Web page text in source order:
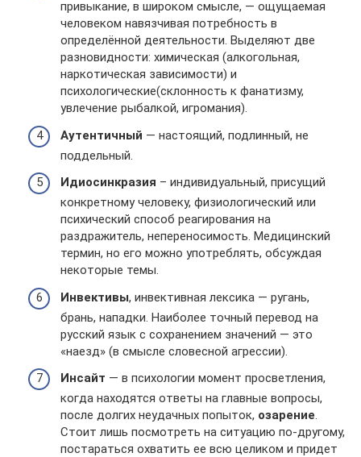
привыкание, в широком смысле, — ощущаемая
человеком навязчивая потребность в
определённой деятельности. Выделяют две
разновидности: химическая (алкогольная,
наркотическая зависимости) и
психологические(склонность к фанатизму,
увлечение рыбалкой, игромания).
Аутентичный — настоящий, подлинный, не
поддельный.
Идиосинкразия – индивидуальный, присущий
конкретному человеку, физиологический или
психический способ реагирования на
раздражитель, непереносимость. Медицинский
термин, но его можно употреблять, обсуждая
некоторые темы.
Инвективы, инвективная лексика — ругань,
брань, нападки. Наиболее точный перевод на
русский язык с сохранением значений — это
«наезд» (в смысле словесной агрессии).
Инсайт — в психологии момент просветления,
когда находятся ответы на главные вопросы,
после долгих неудачных попыток, озарение.
Стоит лишь посмотреть на ситуацию по-другому,
постараться охватить ее всю целиком и придет